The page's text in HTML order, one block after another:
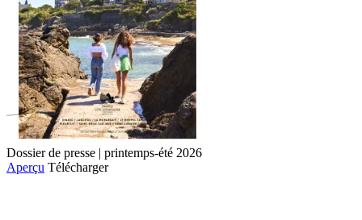
Dossier de presse | printemps-été 2026
Aperçu Télécharger